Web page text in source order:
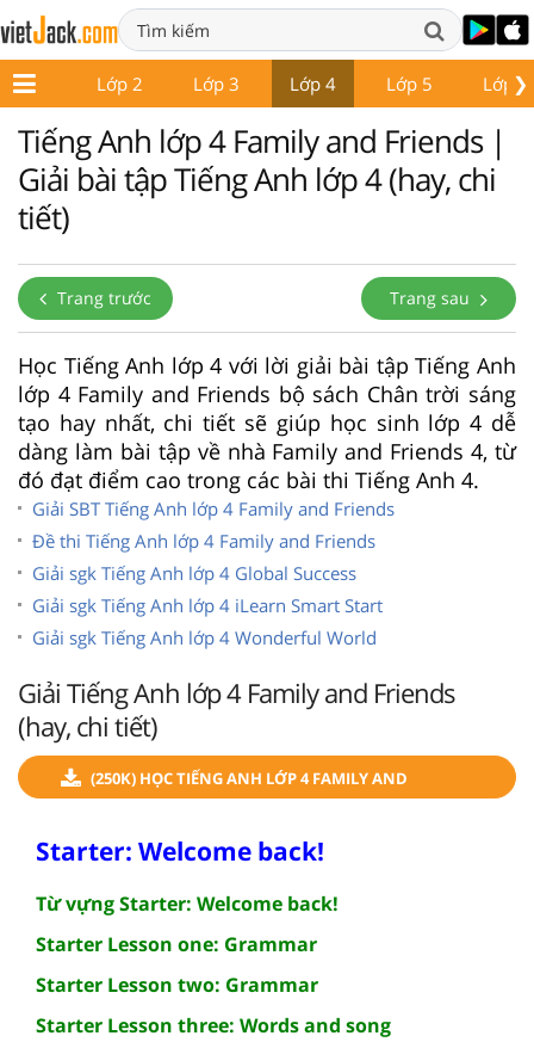
❯
Lớp 1 Lớp 2 Lớp 3 Lớp 4 Lớp 5 Lớp 6
Tiếng Anh lớp 4 Family and Friends |
Giải bài tập Tiếng Anh lớp 4 (hay, chi
tiết)
Trang trước Trang sau
Học Tiếng Anh lớp 4 với lời giải bài tập Tiếng Anh
lớp 4 Family and Friends bộ sách Chân trời sáng
tạo hay nhất, chi tiết sẽ giúp học sinh lớp 4 dễ
dàng làm bài tập về nhà Family and Friends 4, từ
đó đạt điểm cao trong các bài thi Tiếng Anh 4.
Giải SBT Tiếng Anh lớp 4 Family and Friends
Đề thi Tiếng Anh lớp 4 Family and Friends
Giải sgk Tiếng Anh lớp 4 Global Success
Giải sgk Tiếng Anh lớp 4 iLearn Smart Start
Giải sgk Tiếng Anh lớp 4 Wonderful World
Giải Tiếng Anh lớp 4 Family and Friends
(hay, chi tiết)
(250K) HỌC TIẾNG ANH LỚP 4 FAMILY AND
Starter: Welcome back!
Từ vựng Starter: Welcome back!
Starter Lesson one: Grammar
Starter Lesson two: Grammar
Starter Lesson three: Words and song